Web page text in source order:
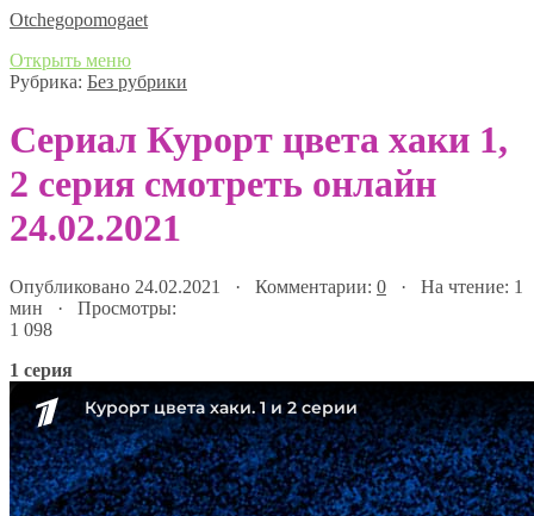
Оtchegopomogaet
Открыть меню
Рубрика: Без рубрики
Сериал Курорт цвета хаки 1,
2 серия смотреть онлайн
24.02.2021
Опубликовано 24.02.2021 · Комментарии: 0 · На чтение: 1
мин · Просмотры:
1 098
1 серия